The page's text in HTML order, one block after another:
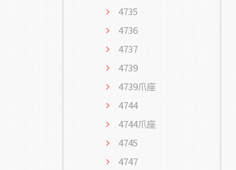
4735
4736
4737
4739
4739爪座
4744
4744爪座
4745
4747